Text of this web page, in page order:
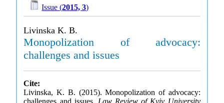
Issue (2015, 3)
Livinska K. B.
Monopolization of advocacy:
challenges and issues
Cite:
Livinska, K. B. (2015). Monopolization of advocacy:
challenges and issues. Law Review of Kyiv University